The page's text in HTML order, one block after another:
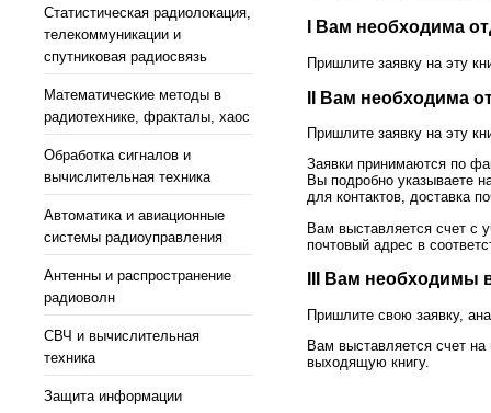
Статистическая радиолокация,
телекоммуникации и
спутниковая радиосвязь
Математические методы в
радиотехнике, фракталы, хаос
Обработка сигналов и
вычислительная техника
Автоматика и авиационные
системы радиоуправления
Антенны и распространение
радиоволн
СВЧ и вычислительная
техника
Защита информации
I Вам необходима
Пришлите заявку на эту
II Вам необходима
Пришлите заявку на эту
Заявки принимаются по
Вы подробно указываете
для контактов, доставка
Вам выставляется счет с
почтовый адрес в
III Вам необходимы
Пришлите свою заявку,
Вам выставляется счет
выходящую книгу.